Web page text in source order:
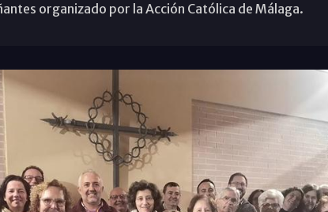
organizado por la Acción Católica de Málaga.